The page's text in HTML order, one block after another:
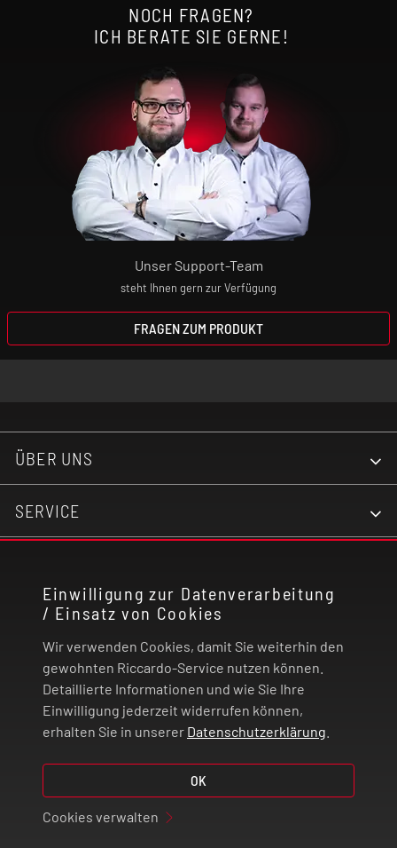
Einwilligung zur Datenverarbeitung
/ Einsatz von Cookies
Wir verwenden Cookies, damit Sie weiterhin den
gewohnten Riccardo-Service nutzen können.
Detaillierte Informationen und wie Sie Ihre
Einwilligung jederzeit widerrufen können,
erhalten Sie in unserer Datenschutzerklärung
OK
Cookies verwalten
Falls du allergisch auf einen der Inhaltsstoffe
reagierst, darfst du das Produkt nicht
Nutzung deinen Arzt.
Unsere Produkte sind keine Nikotin-
Entwöhnungsmittel! Wenn du dir den
Nikotin-Konsum abgewöhnen willst,
wendest du dich bitte an deinen Arzt oder
Apotheker.
Elektrische Zigaretten sind kein Spielzeug!
Bewahre daher das Gerät und die
Aromaliquids absolut unzugänglich für
NOCH FRAGEN?
ICH BERATE SIE GERNE!
Unser Support-Team
steht Ihnen gern zur Verfügung
FRAGEN ZUM PRODUKT
ÜBER UNS
SERVICE
RECHTLICHES
ZAHLUNG UND VERSAND
VERTRAG WIDERRUFEN
© 2026 | Riccardo Onlinestore GmbH